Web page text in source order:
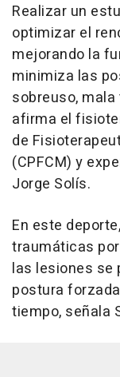
Realizar un
optimizar el
mejorando la
minimiza las
sobreuso,
afirma el
de
(CPFCM) y
Jorge Solís.
En este
traumáticas
las lesiones se
postura
tiempo, señala